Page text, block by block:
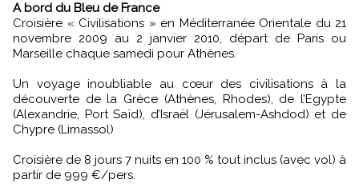
A bord du Bleu de France
Croisière « Civilisations » en Méditerranée Orientale du 21
novembre 2009 au 2 janvier 2010, départ de Paris ou
Marseille chaque samedi pour Athènes.
Un voyage inoubliable au cœur des civilisations à la
découverte de la Grèce (Athènes, Rhodes), de l’Egypte
(Alexandrie, Port Saïd), d’Israël (Jérusalem-Ashdod) et de
Chypre (Limassol)
Croisière de 8 jours 7 nuits en 100 % tout inclus (avec vol) à
partir de 999 €/pers.